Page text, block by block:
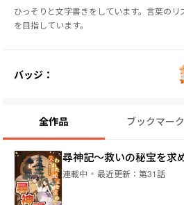
ひっそりと文字書きをしています。言葉の
を目指しています。
バッジ：
全作品 ブックマーク
尋神記～救いの秘宝を求
連載中 最近更新： 第31話